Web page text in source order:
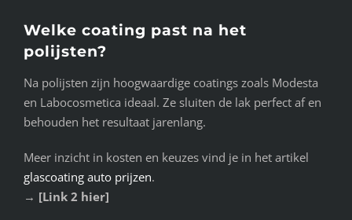
Welke coating past na het
polijsten?
Na polijsten zijn hoogwaardige coatings zoals Modesta
en Labocosmetica ideaal. Ze sluiten de lak perfect af en
behouden het resultaat jarenlang.
Meer inzicht in kosten en keuzes vind je in het artikel
glascoating auto prijzen.
→ [Link 2 hier]